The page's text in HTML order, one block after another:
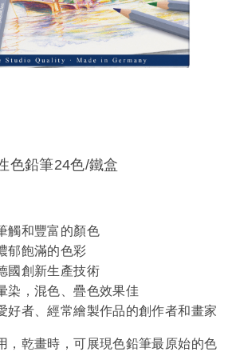
色鉛筆24色/鐵盒
觸和豐富的顏色
郁飽滿的色彩
國創新生產技術
染，混色、疊色效果佳
好者、經常繪製作品的創作者和畫家
，乾畫時，可展現色鉛筆最原始的色